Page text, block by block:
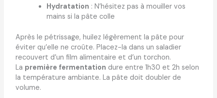
Hydratation : N’hésitez pas à mouiller vos
mains si la pâte colle
Après le pétrissage, huilez légèrement la pâte pour
éviter qu’elle ne croûte. Placez-la dans un saladier
recouvert d’un film alimentaire et d’un torchon.
La première fermentation dure entre 1h30 et 2h selon
la température ambiante. La pâte doit doubler de
volume.